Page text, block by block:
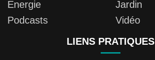
Energie
Jardin
Podcasts
Vidéo
LIENS PRATIQUES